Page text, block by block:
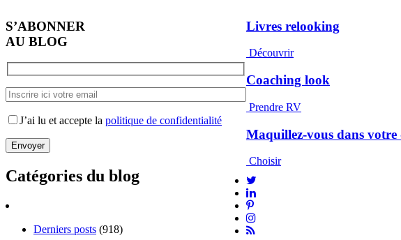
S’ABONNER
AU BLOG
J’ai lu et accepte la politique de confidentialité
Catégories du blog
Derniers posts (918)
Livres relooking
Découvrir
Coaching look
Prendre RV
Maquillez-vous dans
Choisir